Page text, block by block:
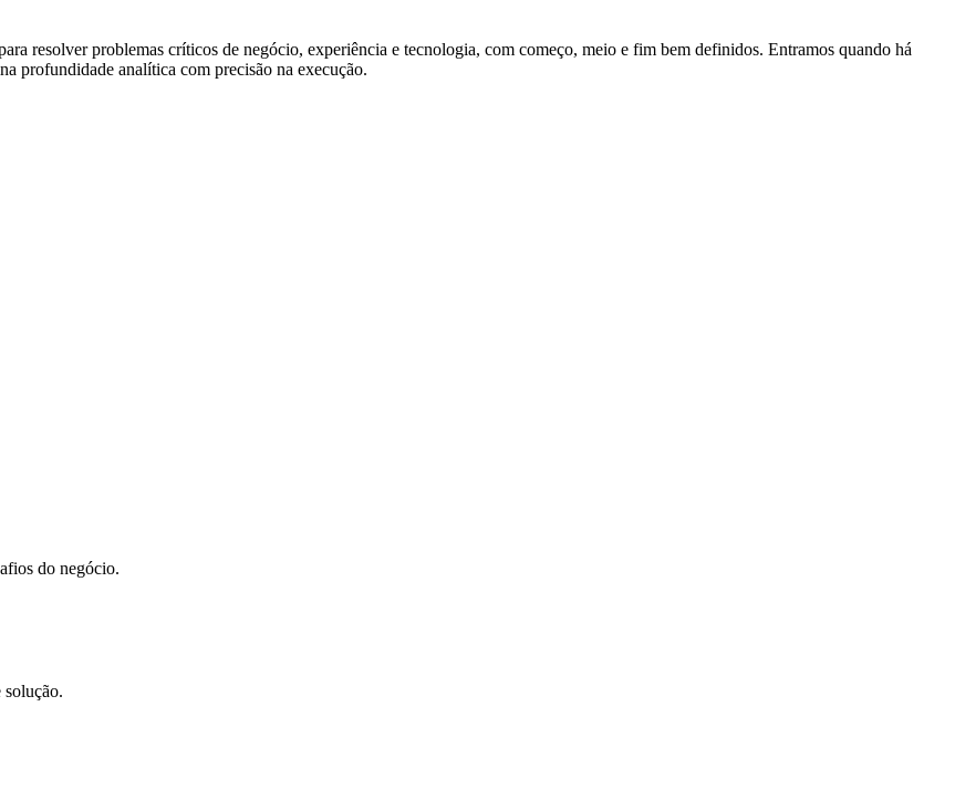
resolver problemas críticos de negócio, experiência e tecnologia, com começo, meio e fim bem definidos. Entramos quando há
profundidade analítica com precisão na execução.
do negócio.
solução.